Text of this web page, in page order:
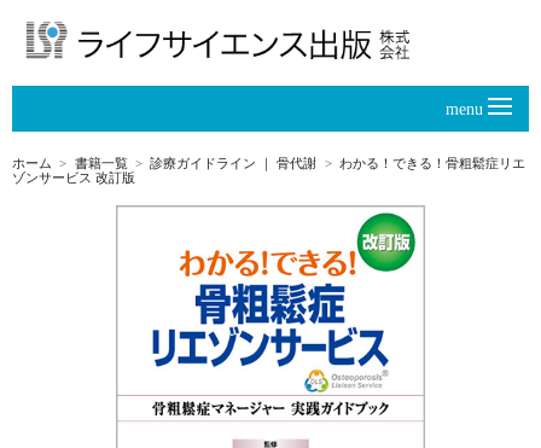
menu
ホーム 書籍一覧 診療ガイドライン ｜骨代謝
わかる！できる！骨粗鬆症リエ
ゾンサービス 改訂版